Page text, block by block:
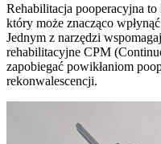
Rehabilitacja pooperacyjna
który może znacząco
Jednym z narzędzi
rehabilitacyjne CPM
zapobiegać powikłaniom
rekonwalescencji.